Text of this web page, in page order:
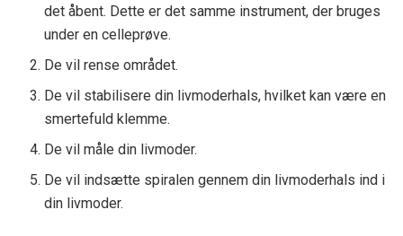
det åbent. Dette er det samme instrument, der bruges
under en celleprøve.
De vil rense området.
De vil stabilisere din livmoderhals, hvilket kan være en
smertefuld klemme.
De vil måle din livmoder.
De vil indsætte spiralen gennem din livmoderhals ind i
din livmoder.